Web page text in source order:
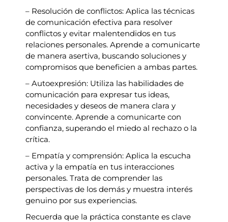
– Resolución de conflictos: Aplica las técnicas
de comunicación efectiva para resolver
conflictos y evitar malentendidos en tus
relaciones personales. Aprende a comunicarte
de manera asertiva, buscando soluciones y
compromisos que beneficien a ambas partes.
– Autoexpresión: Utiliza las habilidades de
comunicación para expresar tus ideas,
necesidades y deseos de manera clara y
convincente. Aprende a comunicarte con
confianza, superando el miedo al rechazo o la
crítica.
– Empatía y comprensión: Aplica la escucha
activa y la empatía en tus interacciones
personales. Trata de comprender las
perspectivas de los demás y muestra interés
genuino por sus experiencias.
Recuerda que la práctica constante es clave